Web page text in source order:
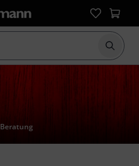
Suche
Beratung